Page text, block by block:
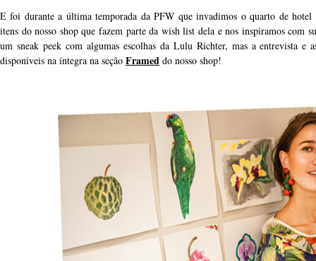
E foi durante a última temporada da PFW que invadimos o quarto de hotel
itens do nosso shop que fazem parte da wish list dela e nos inspiramos com
um sneak peek com algumas escolhas da Lulu Richter, mas a entrevista e
disponíveis na íntegra na seção Framed do nosso shop!